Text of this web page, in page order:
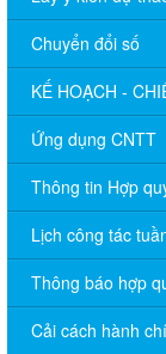
Chuyển đổi số
KẾ HOẠCH -
Ứng dụng CNTT
Thông tin Hợp
Lịch công tác
Thông báo hợp
Cải cách hành